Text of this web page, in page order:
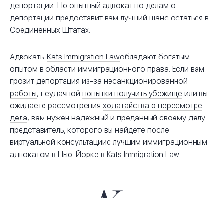
депортации. Но опытный адвокат по делам о
депортации предоставит вам лучший шанс остаться в
Соединенных Штатах.
Адвокаты Kats Immigration Lawобладают богатым
опытом в области иммиграционного права. Если вам
грозит депортация из-за несанкционированной
работы, неудачной попытки получить убежище или вы
ожидаете рассмотрения ходатайства о пересмотре
дела, вам нужен надежный и преданный своему делу
представитель, которого вы найдете после
виртуальной консультациис лучшим иммиграционным
адвокатом в Нью-Йорке в Kats Immigration Law.